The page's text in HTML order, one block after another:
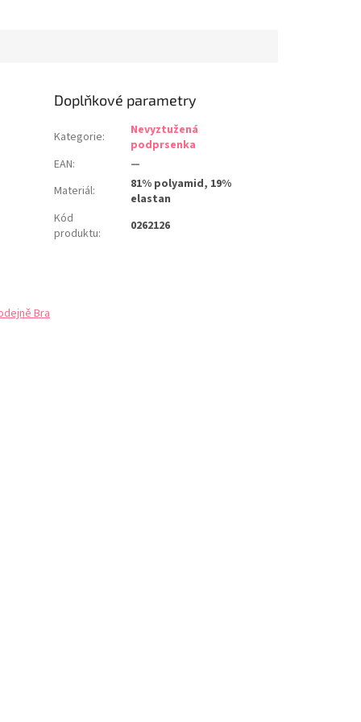
Bra
Doplňkové parametry
Kategorie:
Nevyztužená
podprsenka
EAN:
—
Materiál:
81% polyamid, 19%
elastan
Kód
produktu: 0262126